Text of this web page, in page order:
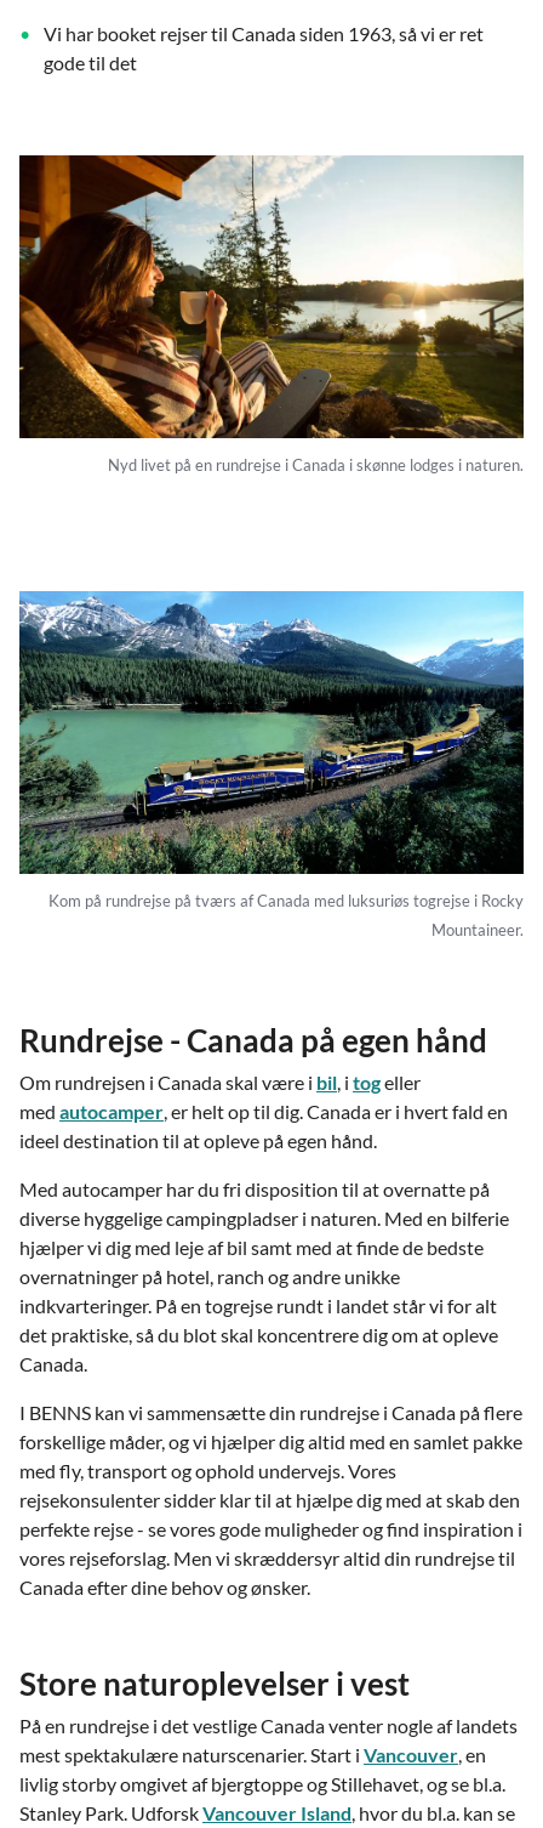
Vi har booket rejser til Canada siden 1963, så vi er ret
gode til det
Nyd livet på en rundrejse i Canada i skønne lodges i naturen.
Kom på rundrejse på tværs af Canada med luksuriøs togrejse i Rocky
Mountaineer.
Rundrejse - Canada på egen hånd
Om rundrejsen i Canada skal være i bil, i togeller
med autocamper, er helt op til dig. Canada er i hvert fald en
ideel destination til at opleve på egen hånd.
Med autocamper har du fri disposition til at overnatte på
diverse hyggelige campingpladser i naturen. Med en bilferie
hjælper vi dig med leje af bil samt med at finde de bedste
overnatninger på hotel, ranch og andre unikke
indkvarteringer. På en togrejse rundt i landet står vi for alt
det praktiske, så du blot skal koncentrere dig om at opleve
Canada.
I BENNS kan vi sammensætte din rundrejse i Canada på flere
forskellige måder, og vi hjælper dig altid med en samlet pakke
med fly, transport og ophold undervejs. Vores
rejsekonsulenter sidder klar til at hjælpe dig med at skab den
perfekte rejse - se vores gode muligheder og find inspiration i
vores rejseforslag. Men vi skræddersyr altid din rundrejse til
Canada efter dine behov og ønsker.
Store naturoplevelser i vest
På en rundrejse i det vestlige Canada venter nogle af landets
mest spektakulære naturscenarier. Start i Vancouver, en
livlig storby omgivet af bjergtoppe og Stillehavet, og se bl.a.
Stanley Park. UdforskVancouver Island, hvor du bl.a. kan se